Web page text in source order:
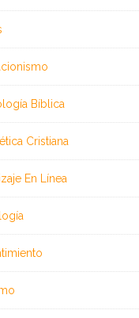
Bíblica
Cristiana
En Línea